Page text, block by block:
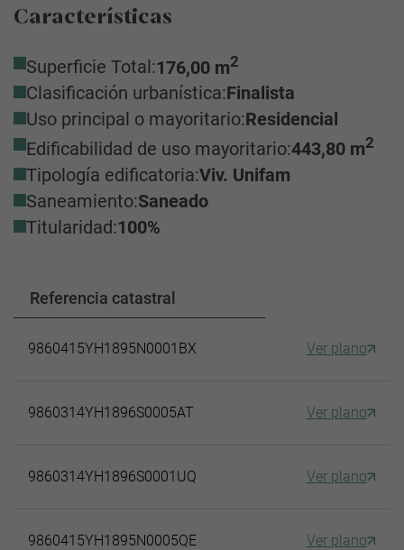
Características
Superficie Total:176,00 m2
Clasificación urbanística:Finalista
Uso principal o mayoritario:Residencial
Edificabilidad de uso mayoritario:443,80 m2
Tipología edificatoria:Viv. Unifam
Saneamiento:Saneado
Titularidad:100%
Referencia catastral
9860415YH1895N0001BX Ver plano
9860314YH1896S0005AT Ver plano
9860314YH1896S0001UQ Ver plano
9860415YH1895N0005QE Ver plano